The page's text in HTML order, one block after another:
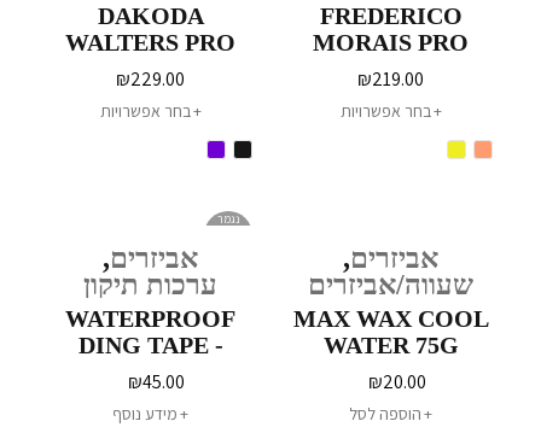
FREDERICO
MORAIS PRO
SERIES
₪219.00
בחר אפשרויות
DAKODA
WALTERS PRO
SERIES
₪229.00
בחר אפשרויות
אביזרים,
שעווה/אביזרים
MAX WAX COOL
WATER 75G
₪20.00
הוספה לסל
נגמר
אביזרים,
ערכות תיקון
WATERPROOF
DING TAPE -
LARGE
₪45.00
מידע נוסף